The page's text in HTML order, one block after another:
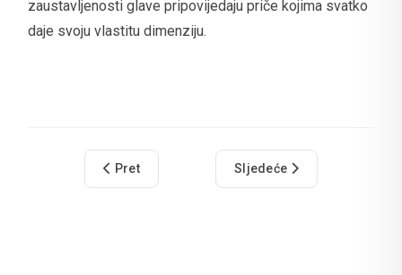
zaustavljenosti glave pripovijedaju priče kojima svatko
daje svoju vlastitu dimenziju.
Prethodni članak: Blagoslov zvona za pomorce
Pret Sljedeći članak: Svetac
Sljedeće